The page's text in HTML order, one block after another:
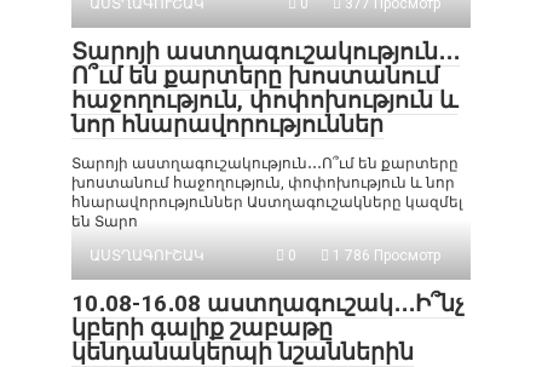
Տարոյի աստղագուշակություն․․․
Ո՞ւմ են քարտերը խոստանում
հաջողություն, փոփոխություն և
նոր հնարավորություններ
Տարոյի աստղագուշակություն․․․Ո՞ւմ են քարտերը
խոստանում հաջողություն, փոփոխություն և նոր
հնարավորություններ Աստղագուշակները կազմել
են Տարո
ԱՍՏՂԱԳՈՒՇԱԿ
0 1 786 Просмотр
10․08-16․08 աստղագուշակ․․․Ի՞նչ
կբերի գալիք շաբաթը
կենդանակերպի նշաններին